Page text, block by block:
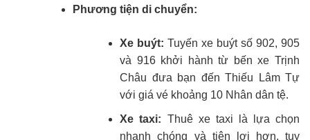
Phương tiện di chuyển:
Xe buýt: Tuyến xe buýt số 902, 905
và 916 khởi hành từ bến xe Trịnh
Châu đưa bạn đến Thiếu Lâm Tự
với giá vé khoảng 10 Nhân dân tệ.
Xe taxi: Thuê xe taxi là lựa chọn
nhanh chóng và tiện lợi hơn, tuy